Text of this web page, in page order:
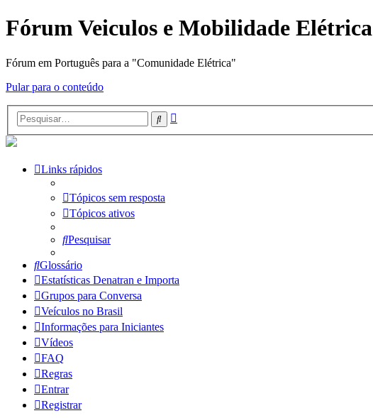
Fórum Veiculos e Mobilidade Elétrica
Fórum em Português para a "Comunidade Elétrica"
Pular para o conteúdo
Pesquisar
Links rápidos
Tópicos sem resposta
Tópicos ativos
Pesquisar
Glossário
Estatísticas Denatran e Importa
Grupos para Conversa
Veículos no Brasil
Informações para Iniciantes
Vídeos
FAQ
Regras
Entrar
Registrar